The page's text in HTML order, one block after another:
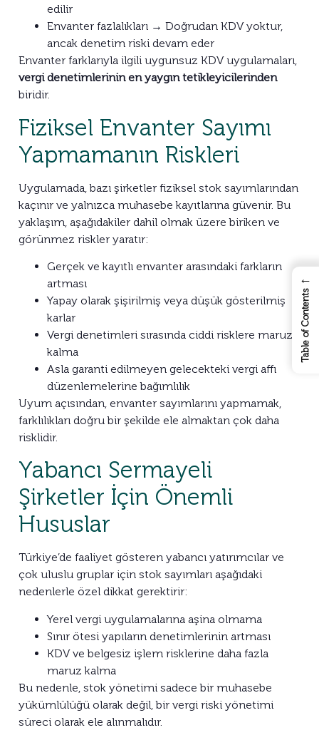
edilir
Envanter fazlalıkları → Doğrudan KDV yoktur,
ancak denetim riski devam eder
Envanter farklarıyla ilgili uygunsuz KDV uygulamaları,
vergi denetimlerinin en yaygın tetikleyicilerinden
biridir.
Fiziksel Envanter Sayımı
Yapmamanın Riskleri
Uygulamada, bazı şirketler fiziksel stok sayımlarından
kaçınır ve yalnızca muhasebe kayıtlarına güvenir. Bu
yaklaşım, aşağıdakiler dahil olmak üzere biriken ve
görünmez riskler yaratır:
Gerçek ve kayıtlı envanter arasındaki farkların
artması
Yapay olarak şişirilmiş veya düşük gösterilmiş
karlar
Vergi denetimleri sırasında ciddi risklere maruz
kalma
Asla garanti edilmeyen gelecekteki vergi affı
düzenlemelerine bağımlılık
Uyum açısından, envanter sayımlarını yapmamak,
farklılıkları doğru bir şekilde ele almaktan çok daha
risklidir.
Yabancı Sermayeli
Şirketler İçin Önemli
Hususlar
Türkiye’de faaliyet gösteren yabancı yatırımcılar ve
çok uluslu gruplar için stok sayımları aşağıdaki
nedenlerle özel dikkat gerektirir:
Yerel vergi uygulamalarına aşina olmama
Sınır ötesi yapıların denetimlerinin artması
KDV ve belgesiz işlem risklerine daha fazla
maruz kalma
Bu nedenle, stok yönetimi sadece bir muhasebe
yükümlülüğü olarak değil, bir vergi riski yönetimi
süreci olarak ele alınmalıdır.
←
Table of Contents